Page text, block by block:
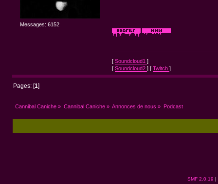
Messages: 6152
[ Soundcloud1 ]
[ Soundcloud2 ] [ Twitch ]
Pages: [1]
Cannibal Caniche » Cannibal Caniche» Annonces de nous » Podcast
SMF 2.0.19 |